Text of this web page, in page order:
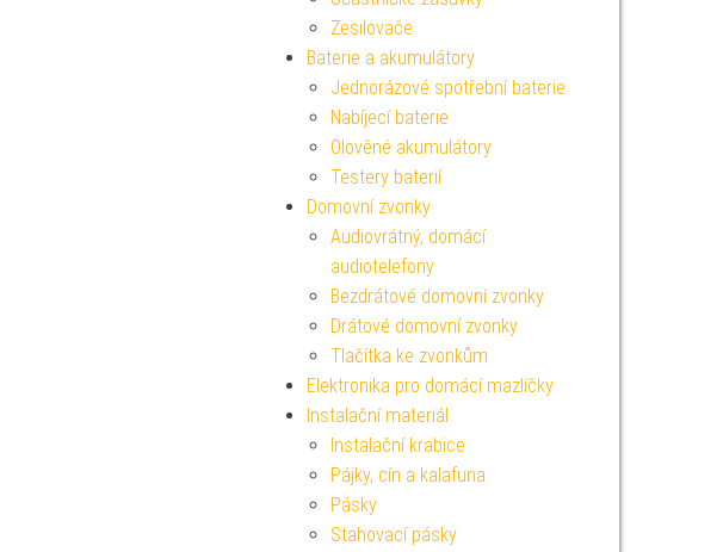
Zesilovače
Baterie a akumulátory
Jednorázové spotřební baterie
Nabíjecí baterie
Olověné akumulátory
Testery baterií
Domovní zvonky
Audiovrátný, domácí
audiotelefony
Bezdrátové domovní zvonky
Drátové domovní zvonky
Tlačítka ke zvonkům
Elektronika pro domácí mazlíčky
Instalační materiál
Instalační krabice
Pájky, cín a kalafuna
Pásky
Stahovací pásky